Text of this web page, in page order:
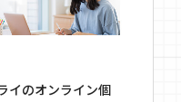
イのオンライン個